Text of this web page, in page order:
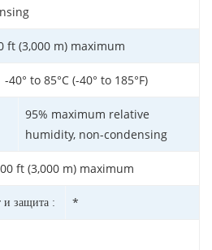
ft (3,000 m) maximum
-40° to 85°C (-40° to 185°F)
95% maximum relative
humidity, non-condensing
ft (3,000 m) maximum
и защита : *